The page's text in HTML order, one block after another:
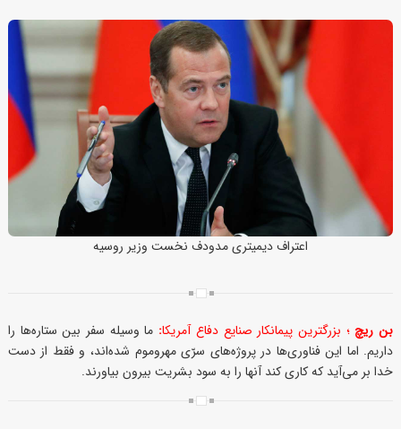
اعتراف دیمیتری مدودف نخست وزیر روسیه
بن ریچ؛ بزرگترین پیمانکار صنایع دفاع آمریکا: ما وسیله سفر بین ستاره‌ها را
داریم. اما این فناوری‌ها در پروژه‌های سرّی مهروموم شده‌اند، و فقط از دست
خدا بر می‌آید که کاری کند آنها را به سود بشریت بیرون بیاورند.